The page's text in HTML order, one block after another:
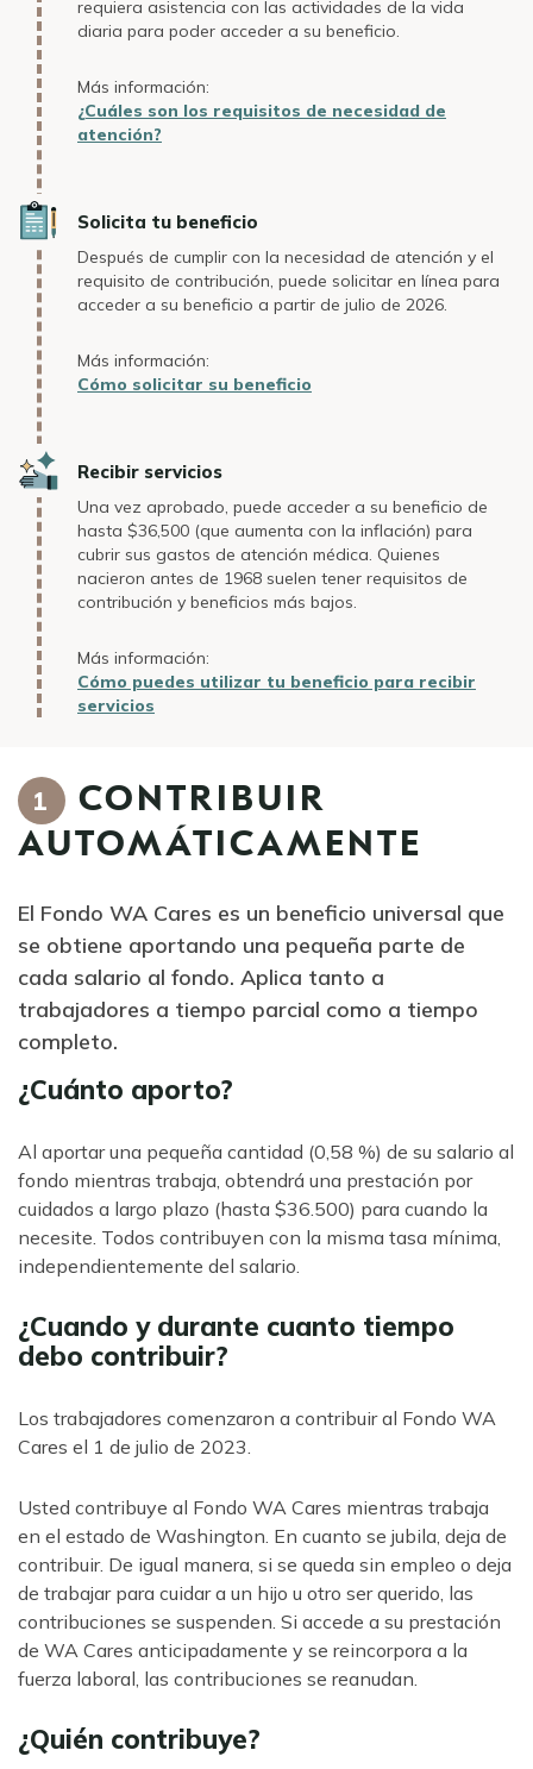
requiera asistencia con las actividades de la vida
diaria para poder acceder a su beneficio.
Más información:
¿Cuáles son los requisitos de necesidad de
atención?
Icon Solicita tu beneficio
Después de cumplir con la necesidad de atención y el
requisito de contribución, puede solicitar en línea para
acceder a su beneficio a partir de julio de 2026.
Más información:
Cómo solicitar su beneficio
Icon Recibir servicios
Una vez aprobado, puede acceder a su beneficio de
hasta $36,500 (que aumenta con la inflación) para
cubrir sus gastos de atención médica. Quienes
nacieron antes de 1968 suelen tener requisitos de
contribución y beneficios más bajos.
Más información:
Cómo puedes utilizar tu beneficio para recibir
servicios
1
CONTRIBUIR
AUTOMÁTICAMENTE
El Fondo WA Cares es un beneficio universal que
se obtiene aportando una pequeña parte de
cada salario al fondo. Aplica tanto a
trabajadores a tiempo parcial como a tiempo
completo.
¿Cuánto aporto?
Al aportar una pequeña cantidad (0,58 %) de su salario al
fondo mientras trabaja, obtendrá una prestación por
cuidados a largo plazo (hasta $36.500) para cuando la
necesite. Todos contribuyen con la misma tasa mínima,
independientemente del salario.
¿Cuando y durante cuanto tiempo
debo contribuir?
Los trabajadores comenzaron a contribuir al Fondo WA
Cares el 1 de julio de 2023.
Usted contribuye al Fondo WA Cares mientras trabaja
en el estado de Washington. En cuanto se jubila, deja de
contribuir. De igual manera, si se queda sin empleo o deja
de trabajar para cuidar a un hijo u otro ser querido, las
contribuciones se suspenden. Si accede a su prestación
de WA Cares anticipadamente y se reincorpora a la
fuerza laboral, las contribuciones se reanudan.
¿Quién contribuye?